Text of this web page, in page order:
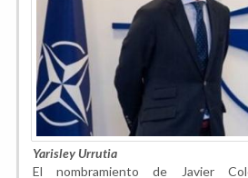
Yarisley Urrutia
El nombramiento de Javier